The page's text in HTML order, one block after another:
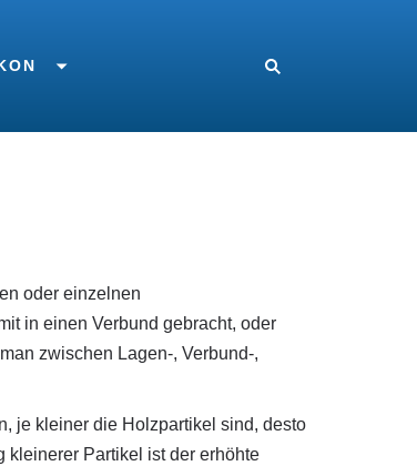
oder einzelnen
in einen Verbund gebracht, oder
zwischen Lagen-, Verbund-,
je kleiner die Holzpartikel sind, desto
kleinerer Partikel ist der erhöhte